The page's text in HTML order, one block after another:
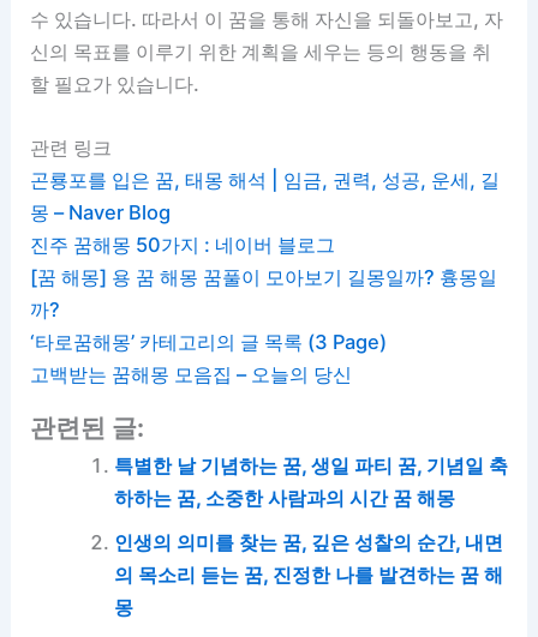
수 있습니다. 따라서 이 꿈을 통해 자신을 되돌아보고, 자
신의 목표를 이루기 위한 계획을 세우는 등의 행동을 취
할 필요가 있습니다.
관련 링크
곤룡포를 입은 꿈, 태몽 해석 | 임금, 권력, 성공, 운세, 길
몽 – Naver Blog
진주 꿈해몽 50가지 : 네이버 블로그
[꿈 해몽] 용 꿈 해몽 꿈풀이 모아보기 길몽일까? 흉몽일
까?
‘타로꿈해몽’ 카테고리의 글 목록 (3 Page)
고백받는 꿈해몽 모음집 – 오늘의 당신
관련된 글:
특별한 날 기념하는 꿈, 생일 파티 꿈, 기념일 축
하하는 꿈, 소중한 사람과의 시간 꿈 해몽
인생의 의미를 찾는 꿈, 깊은 성찰의 순간, 내면
의 목소리 듣는 꿈, 진정한 나를 발견하는 꿈 해
몽